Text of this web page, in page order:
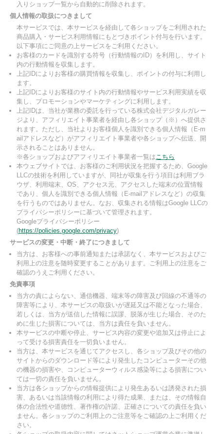
入りショップ一覧から自動的に削除されます。
個人情報の取扱につきまして
本サービスでは、本サービスを経由して各ショップをご利用された
商品購入・サービス利用情報にもとづきポイント付与を行います。
以下事項にご同意の上サービスをご利用ください。
お客様のカードを識別する符号（行動情報のID）を利用し、サイト
内の行動情報を収集します。
上記IDによりお客様の購買情報を収集し、ポイントの付与に利用し
ます。
上記IDによりお客様のサイト内の行動情報やサービス利用実績を収
集し、プロモーションやマーケティングに利用します。
上記IDは、当社が業務の委託を行っている株式会社デジタルガレー
ジより、アフィリエイト事業者を経由し各ショップ（※）へ提供さ
れます。ただし、当社よりお客様個人を識別できる個人情報（E-m
ailアドレスなど）がアフィリエイト事業者や各ショップへ伝送、開
示されることはありません。
※各ショップおよびアフィリエイト事業者一覧はこちら
本ウェブサイトでは、お客様のご利用状況を把握するため、Google
LLCの技術を利用していますが、同社が収集を行う項目は利用ブラ
ウザ、利用端末、OS、アクセス元、アクセスした端末の位置情報
であり、個人を識別できる個人情報（E-mailアドレスなど）の収集
を行うものではありません。なお、収集される情報はGoogle LLCの
プライバシーポリシーに基づいて管理されます。
Googleプライバシーポリシー
(https://policies.google.com/privacy)
サービスの変更・中断・終了につきまして
当方は、お客様への事前通知または承諾なく、本サービスおよびご
利用上の注意を随時変更することがあります。ご利用上の注意をご
確認のうえご利用ください。
免責事項
当方の責によらない、通信機器、端末等の障害及び回線の不通等の
障害等により、本サービスの取扱いが遅延又は不能となった場合、
若しくは、当方が送信した情報に誤謬、脱落が生じた場合、そのた
めに生じた損害については、当方は責任を負いません。
本サービスの中断や停止、サービス内容の変更や追加又は停止によ
って受ける損害責任を一切負いません。
当方は、本サービスを通じてアクセスし、各ショップ及びその他の
サイトからのダウンロード等により発生したコンピューターその他
の機器の損害や、コンピューターウィルス感染等による損害につい
ては一切の責任を負いません。
当方は各ショップからの情報提供により発生あるいは誘発された損
害、あるいは当該情報の利用により得た成果、または、その情報自
体の合法性や道徳性、著作権の許諾、正確さについての責任を負い
ません。各ショップのご利用上のご注意等をご確認の上ご利用くだ
さい。